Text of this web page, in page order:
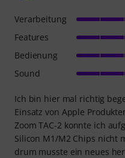
Ich bin hier mal richtig
Einsatz von Apple
Zoom TAC-2 konnte ich
Silicon M1/M2 Chips nicht
drum musste ein neues
Verarbeitung
Features
Bedienung
Sound